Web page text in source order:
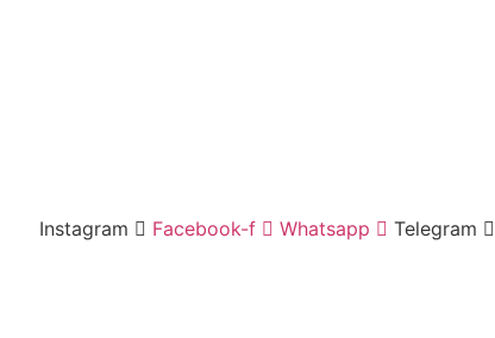
Instagram
Facebook-f Whatsapp Telegram